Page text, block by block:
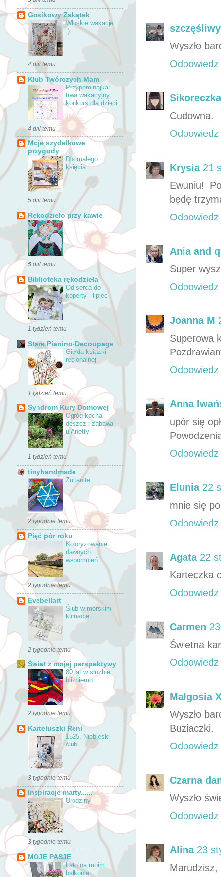
Wyszło
Odpowiedz
Sikoreczka
Cudowna.
Odpowiedz
Krysia 21
Ewuniu!
będę
Odpowiedz
Ania and
Super
Odpowiedz
Joanna M
Superowa
Odpowiedz
Anna
upór się
Odpowiedz
Elunia 22
mnie się
Odpowiedz
Agata 22
Karteczka
Odpowiedz
Carmen
Świetna
Odpowiedz
Małgosia X
Wyszło
Buziaczki.
Odpowiedz
Czarna
Wyszło
Odpowiedz
Alina 23
Marudzisz,
Gosikowy Zakątek
Włoskie wakacje
:)
4 dni temu
Klub Twórczych Mam
Przypominajka:
trwa wakacyjny
konkurs dla dzieci
4 dni temu
Moje szydelkowe
przygody
Dla małego
księcia .
5 dni temu
Rękodzieło przy kawie
5 dni temu
Biblioteka rękodzieła
Od serca do
koperty - lipiec
1 tydzień temu
Stare Pianino-Decoupage
Giełda książki
regionalnej
1 tydzień temu
Syndrom Kury Domowej
Ogród kocha
deszcz i zabawa
u Anetty
1 tydzień temu
tinyhandmade
Zultanite
2 tygodnie temu
Pięć pór roku
Koloryzowanie
dawnych
wspomnień.
2 tygodnie temu
Evebellart
Ślub w morskim
klimacie
2 tygodnie temu
Świat z mojej perspektywy
80 lat w służbie
bliźniemu
2 tygodnie temu
Karteluszki Reni
1525. Niebieski
ślub
3 tygodnie temu
Inspiracje marty......
Urodziny
3 tygodnie temu
MOJE PASJE
Lato na moim
balkonie.